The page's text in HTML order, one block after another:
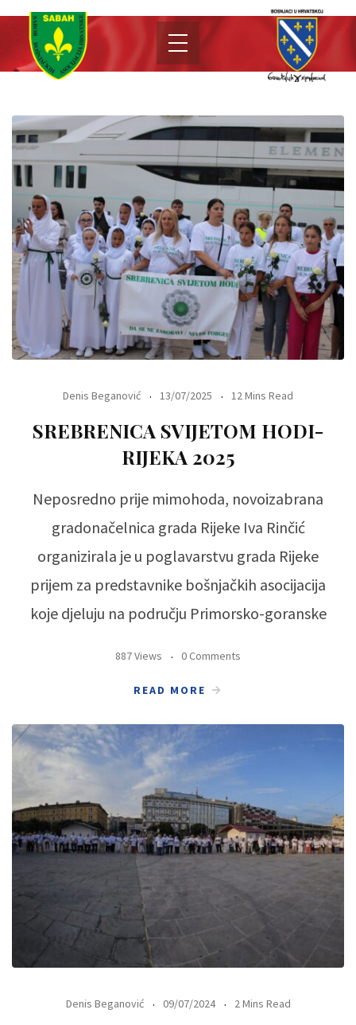
Denis Beganović 13/07/2025 12 Mins Read
SREBRENICA SVIJETOM HODI-
RIJEKA 2025
Neposredno prije mimohoda, novoizabrana
gradonačelnica grada Rijeke Iva Rinčić
organizirala je u poglavarstvu grada Rijeke
prijem za predstavnike bošnjačkih asocijacija
koje djeluju na području Primorsko-goranske
887 Views 0 Comments
READ MORE
Denis Beganović 09/07/2024 2 Mins Read